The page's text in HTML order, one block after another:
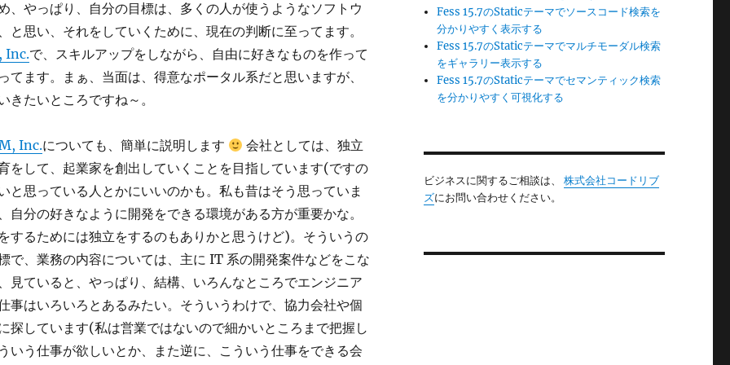
、やっぱり、自分の目標は、多くの人が使うようなソフトウ
と思い、それをしていくために、現在の判断に至ってます。
Inc.で、スキルアップをしながら、自由に好きなものを作って
てます。まぁ、当面は、得意なポータル系だと思いますが、
きたいところですね～。
Inc.についても、簡単に説明します
会社としては、独立
をして、起業家を創出していくことを目指しています(ですの
と思っている人とかにいいのかも。私も昔はそう思っていま
自分の好きなように開発をできる環境がある方が重要かな。
するためには独立をするのもありかと思うけど)。そういうの
で、業務の内容については、主に IT 系の開発案件などをこな
見ていると、やっぱり、結構、いろんなところでエンジニア
事はいろいろとあるみたい。そういうわけで、協力会社や個
探しています(私は営業ではないので細かいところまで把握し
いう仕事が欲しいとか、また逆に、こういう仕事をできる会
Fess 15.7のStaticテーマでソースコード検索を
分かりやすく表示する
Fess 15.7のStaticテーマでマルチモーダル検索
をギャラリー表示する
Fess 15.7のStaticテーマでセマンティック検索
を分かりやすく可視化する
ビジネスに関するご相談は、 株式会社コードリブ
ズにお問い合わせください。